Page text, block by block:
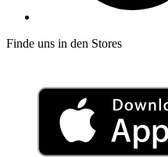
Finde uns in den Stores